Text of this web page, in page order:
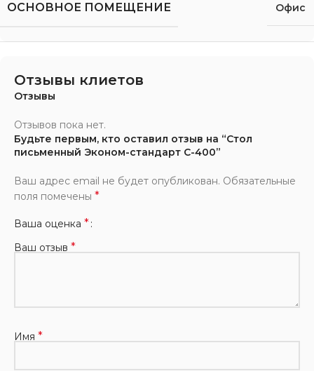
ОСНОВНОЕ ПОМЕЩЕНИЕ Офис
Отзывы клиетов
Отзывы
Отзывов пока нет.
Будьте первым, кто оставил отзыв на “Стол
письменный Эконом-стандарт С-400”
Ваш адрес email не будет опубликован. Обязательные
поля помечены *
Ваша оценка *
Ваш отзыв *
Имя *